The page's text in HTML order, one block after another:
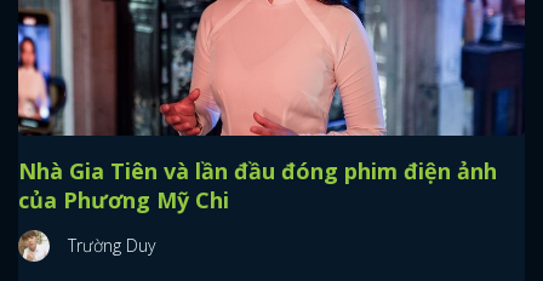
Nhà Gia Tiên và lần đầu đóng phim điện ảnh
của Phương Mỹ Chi
Trường Duy